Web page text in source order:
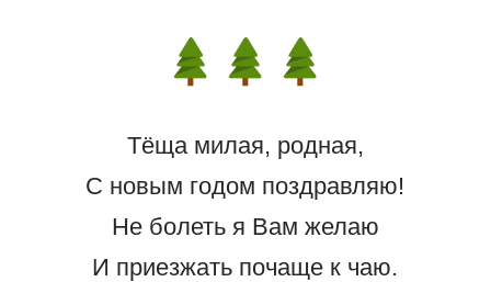
Тёща милая, родная,
С новым годом поздравляю!
Не болеть я Вам желаю
И приезжать почаще к чаю.